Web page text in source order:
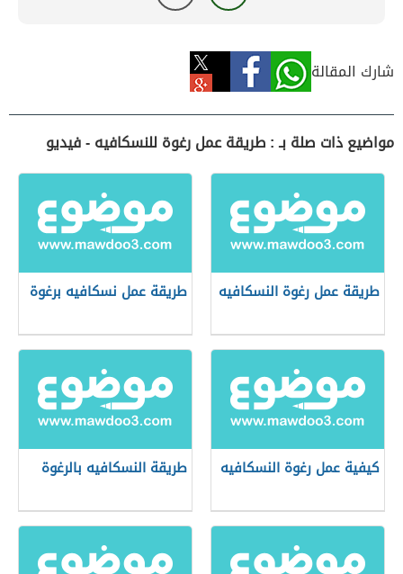
شارك المقالة
مواضيع ذات صلة بـ : طريقة عمل رغوة للنسكافيه - فيديو
طريقة عمل رغوة النسكافيه طريقة عمل نسكافيه برغوة
كيفية عمل رغوة النسكافيه طريقة النسكافيه بالرغوة